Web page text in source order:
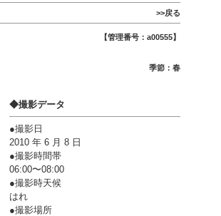
>>戻る
【管理番号：a00555】
季節：春
◆撮影データ
●撮影日
2010 年 6 月 8 日
●撮影時間帯
06:00〜08:00
●撮影時天候
はれ
●撮影場所